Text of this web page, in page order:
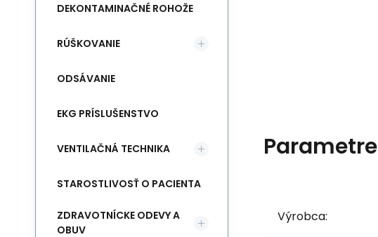
Parametre
Výrobca:
DEKONTAMINAČNÉ ROHOŽE
RÚŠKOVANIE
ODSÁVANIE
EKG PRÍSLUŠENSTVO
VENTILAČNÁ TECHNIKA
STAROSTLIVOSŤ O PACIENTA
ZDRAVOTNÍCKE ODEVY A
OBUV